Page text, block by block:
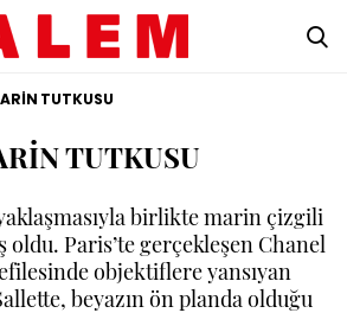
TUTKUSU
TUTKUSU
birlikte marin çizgili
oldu. Paris’te gerçekleşen Chanel
objektiflere yansıyan
beyazın ön planda olduğu